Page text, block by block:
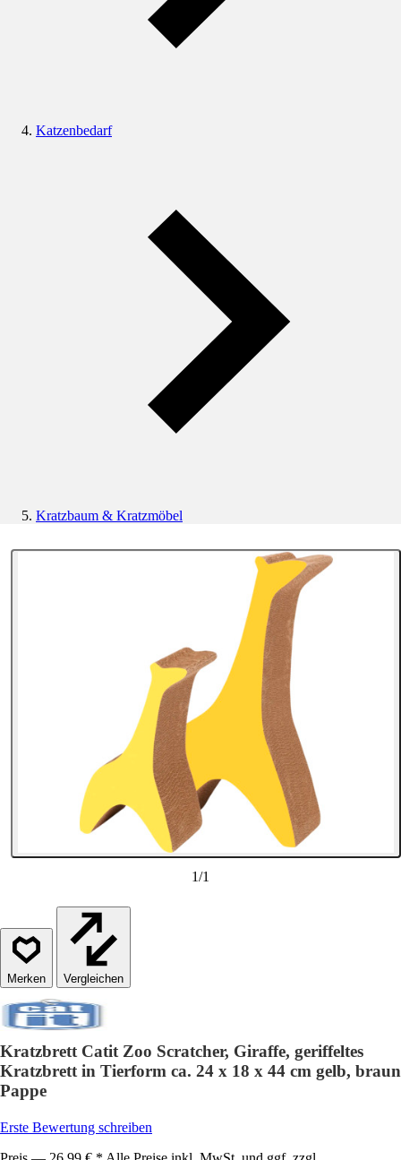
Katzenbedarf
Kratzbaum & Kratzmöbel
1/1
Vergleichen
Kratzbrett Catit Zoo Scratcher, Giraffe, geriffeltes
Kratzbrett in Tierform ca. 24 x 18 x 44 cm gelb, braun
Pappe
Erste Bewertung schreiben